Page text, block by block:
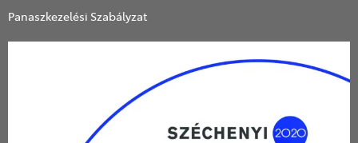
Panaszkezelési Szabályzat